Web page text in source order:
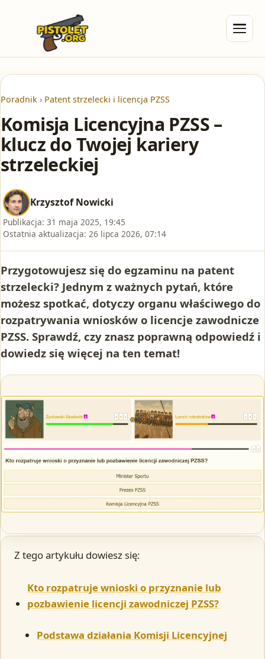
Poradnik › Patent strzelecki i licencja PZSS
Komisja Licencyjna PZSS –
klucz do Twojej kariery
strzeleckiej
Krzysztof Nowicki
Publikacja: 31 maja 2025, 19:45
Ostatnia aktualizacja: 26 lipca 2026, 07:14
Przygotowujesz się do egzaminu na patent
strzelecki? Jednym z ważnych pytań, które
możesz spotkać, dotyczy organu właściwego do
rozpatrywania wniosków o licencje zawodnicze
PZSS. Sprawdź, czy znasz poprawną odpowiedź i
dowiedz się więcej na ten temat!
Z tego artykułu dowiesz się:
Kto rozpatruje wnioski o przyznanie lub
pozbawienie licencji zawodniczej PZSS?
Podstawa działania Komisji Licencyjnej